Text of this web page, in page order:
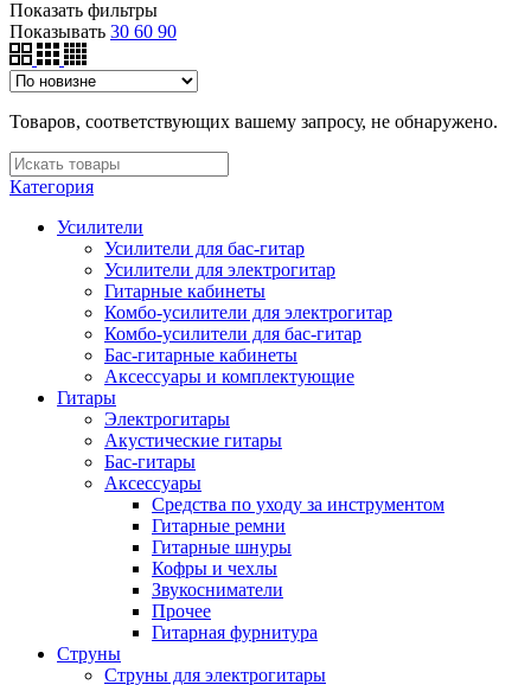
Показать фильтры
Показывать 30 60 90
Товаров, соответствующих вашему запросу, не обнаружено.
Категория
Усилители
Усилители для бас-гитар
Усилители для электрогитар
Гитарные кабинеты
Комбо-усилители для электрогитар
Комбо-усилители для бас-гитар
Бас-гитарные кабинеты
Аксессуары и комплектующие
Гитары
Электрогитары
Акустические гитары
Бас-гитары
Аксессуары
Средства по уходу за инструментом
Гитарные ремни
Гитарные шнуры
Кофры и чехлы
Звукосниматели
Прочее
Гитарная фурнитура
Струны
Струны для электрогитары